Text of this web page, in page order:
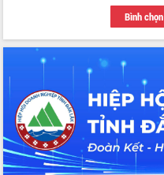
Bình chọn